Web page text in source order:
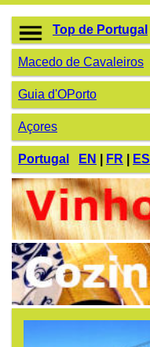
Top de Portugal
Macedo de Cavaleiros
Guia d'OPorto
Açores
Portugal EN FR ES